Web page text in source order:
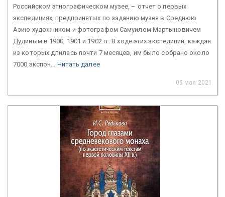
Российском этнографическом музее, – отчет о первых
экспедициях, предпринятых по заданию музея в Среднюю
Азию художником и фотографом Самуилом Мартыновичем
Дудиным в 1900, 1901 и 1902 гг. В ходе этих экспедиций, каждая
из которых длилась почти 7 месяцев, им было собрано около
7000 экспон... Читать далее
05 мая 2021